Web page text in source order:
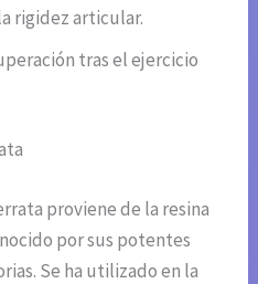
rigidez articular.
tras el ejercicio
proviene de la resina
por sus potentes
Se ha utilizado en la